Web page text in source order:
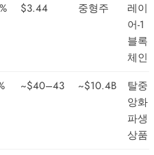
$3.44 중형주
레이
어-1
블록
체인
~$40–43 ~$10.4B
탈중
앙화
파생
상품